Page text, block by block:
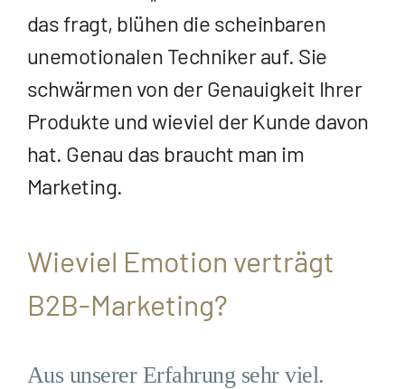
das fragt, blühen die scheinbaren
unemotionalen Techniker auf. Sie
schwärmen von der Genauigkeit Ihrer
Produkte und wieviel der Kunde davon
hat. Genau das braucht man im
Marketing.
Wieviel Emotion verträgt
B2B-Marketing?
Aus unserer Erfahrung sehr viel.